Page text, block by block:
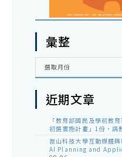
彙整
彙
選取月份
近期文章
「教育部國民及學前教
初選實施計畫」1份，請
崑山科技大學互動媒體
AI Planning and